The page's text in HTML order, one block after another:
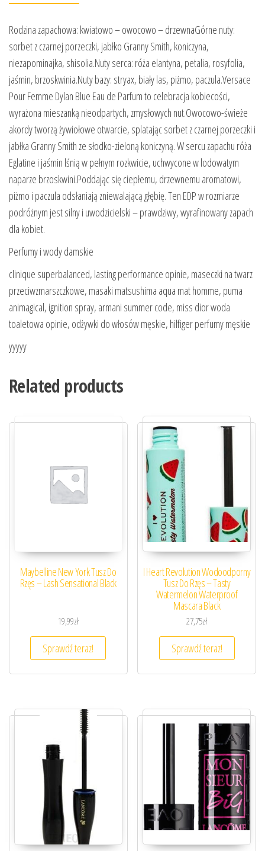
Rodzina zapachowa: kwiatowo – owocowo – drzewnaGórne nuty:
sorbet z czarnej porzeczki, jabłko Granny Smith, koniczyna,
niezapominajka, shisolia.Nuty serca: róża elantyna, petalia, rosyfolia,
jaśmin, brzoskwinia.Nuty bazy: stryax, biały las, piżmo, paczula.Versace
Pour Femme Dylan Blue Eau de Parfum to celebracja kobiecości,
wyrażona mieszanką nieodpartych, zmysłowych nut.Owocowo-świeże
akordy tworzą żywiołowe otwarcie, splatając sorbet z czarnej porzeczki i
jabłka Granny Smith ze słodko-zieloną koniczyną. W sercu zapachu róża
Eglatine i jaśmin lśnią w pełnym rozkwicie, uchwycone w lodowatym
naparze brzoskwini.Poddając się ciepłemu, drzewnemu aromatowi,
piżmo i paczula odsłaniają zniewalającą głębię. Ten EDP w rozmiarze
podróżnym jest silny i uwodzicielski – prawdziwy, wyrafinowany zapach
dla kobiet.
Perfumy i wody damskie
clinique superbalanced, lasting performance opinie, maseczki na twarz
przeciwzmarszczkowe, masaki matsushima aqua mat homme, puma
animagical, ignition spray, armani summer code, miss dior woda
toaletowa opinie, odżywki do włosów męskie, hilfiger perfumy męskie
yyyyy
Related products
Maybelline New York Tusz Do
Rzęs – Lash Sensational Black
19,99zł
Sprawdź teraz!
I Heart Revolution Wodoodporny
Tusz Do Rzęs – Tasty
Watermelon Waterproof
Mascara Black
27,75zł
Sprawdź teraz!